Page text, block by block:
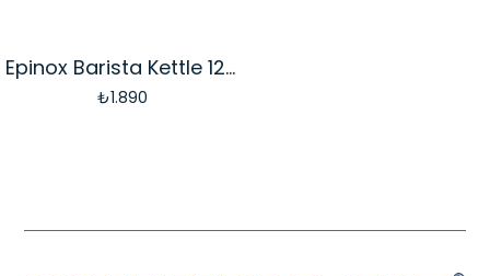
Epinox Barista Kettle 1200ml
₺1.890